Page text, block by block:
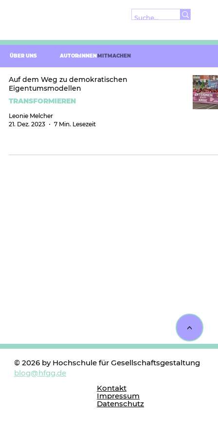
ÜBER UNS AUTOR:INNEN MITMACHEN
Auf dem Weg zu demokratischen
Eigentumsmodellen
TRANSFORMIEREN
Leonie Melcher
21. Dez. 2023
7 Min. Lesezeit
<
© 2026 by Hochschule für Gesellschaftsgestaltung
blog@hfgg.de
Impressum
Datenschutz
Kontakt